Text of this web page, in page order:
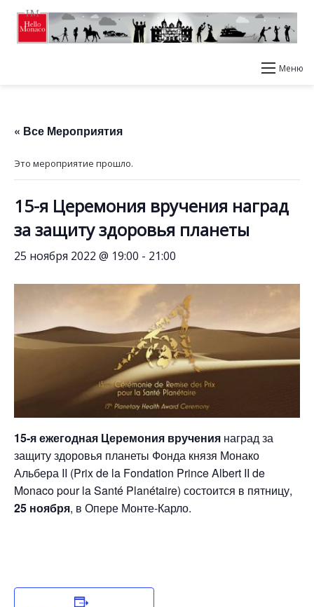
Меню
« Все Мероприятия
Это мероприятие прошло.
15-я Церемония вручения наград
за защиту здоровья планеты
25 ноября 2022 @ 19:00 - 21:00
15-я ежегодная Церемония вручения наград за
защиту здоровья планеты Фонда князя Монако
Альбера II (Prix de la Fondation Prince Albert II de
Monaco pour la Santé Planétaire) состоится в пятницу,
25 ноября, в Опере Монте-Карло.